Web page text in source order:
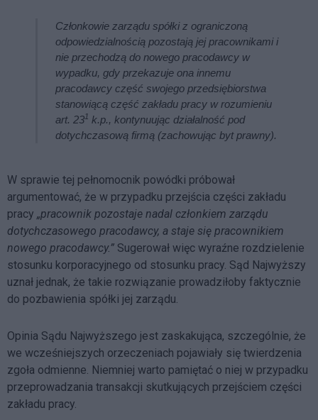
Członkowie zarządu spółki z ograniczoną
odpowiedzialnością pozostają jej pracownikami i
nie przechodzą do nowego pracodawcy w
wypadku, gdy przekazuje ona innemu
pracodawcy część swojego przedsiębiorstwa
stanowiącą część zakładu pracy w rozumieniu
art. 231 k.p., kontynuując działalność pod
dotychczasową firmą (zachowując byt prawny).
W sprawie tej pełnomocnik powódki próbował
argumentować, że w przypadku przejścia części zakładu
pracy „pracownik pozostaje nadal członkiem zarządu
dotychczasowego pracodawcy, a staje się pracownikiem
nowego pracodawcy.” Sugerował więc wyraźne rozdzielenie
stosunku korporacyjnego od stosunku pracy. Sąd Najwyższy
uznał jednak, że takie rozwiązanie prowadziłoby faktycznie
do pozbawienia spółki jej zarządu.
Opinia Sądu Najwyższego jest zaskakująca, szczególnie, że
we wcześniejszych orzeczeniach pojawiały się twierdzenia
zgoła odmienne. Niemniej warto pamiętać o niej w przypadku
przeprowadzania transakcji skutkujących przejściem części
zakładu pracy.